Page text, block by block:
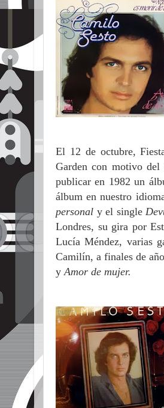
El 12 de octubre,
Garden con motivo del
publicar en 1982 un
álbum en nuestro
personal y el single
Londres, su gira por
Lucía Méndez, varias
Camilín, a finales de
y Amor de mujer.